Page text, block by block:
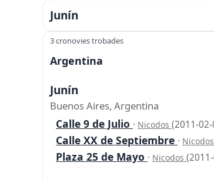
Junín
3 cronovies trobades
Argentina
Junín
Buenos Aires, Argentina
Calle 9 de Julio · Nicodos (2011-
Calle XX de Septiembre · Nicodos
Plaza 25 de Mayo · Nicodos